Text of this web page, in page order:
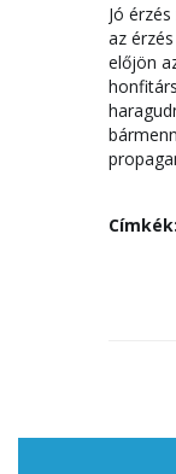
Jó
az
előjön
Címkék: